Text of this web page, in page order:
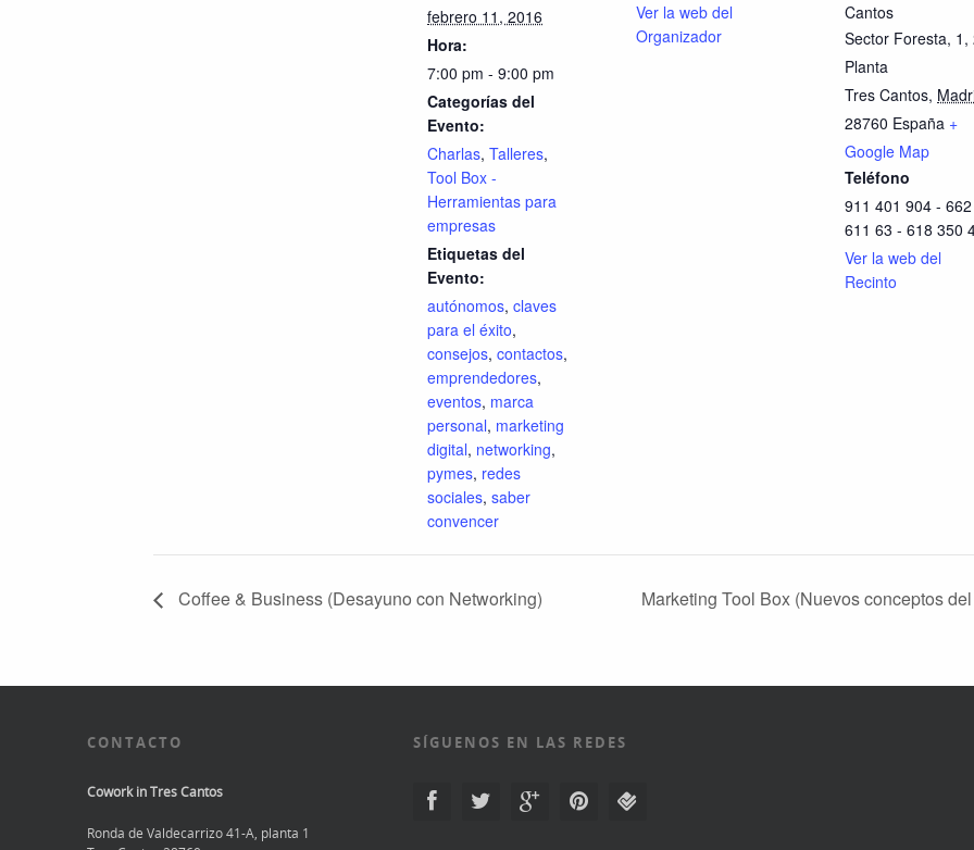
febrero 11, 2016
Hora:
7:00 pm - 9:00 pm
Categorías del
Evento:
Charlas, Talleres,
Tool Box -
Herramientas para
empresas
Etiquetas del
Evento:
autónomos, claves
para el éxito,
consejos, contactos,
emprendedores,
eventos, marca
personal, marketing
digital, networking,
pymes, redes
sociales, saber
convencer
Ver la web del
Organizador
Cantos
Sector Foresta, 1,
Planta
Tres Cantos,
28760 España +
Google Map
Teléfono
911 401 904 - 662
611 63 - 618 350
Ver la web del
Recinto
Coffee & Business (Desayuno con Networking) Marketing Tool Box (Nuevos conceptos
CONTACTO
Cowork in Tres Cantos
Ronda de Valdecarrizo 41-A, planta 1
SÍGUENOS EN LAS REDES